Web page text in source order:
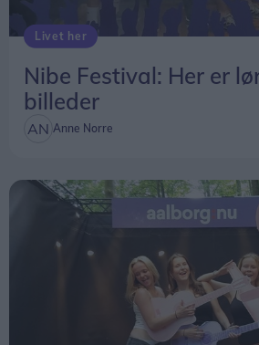
Livet her
Nibe Festival: Her er
billeder
Anne Norre